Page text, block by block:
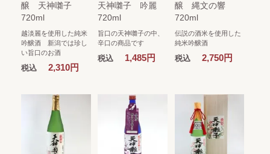
醸 天神囃子
720ml
越淡麗を使用した純米
吟醸酒 新潟では珍し
い旨口のお酒
税込 2,310円
天神囃子 吟麗
720ml
旨口の天神囃子の中、
辛口の商品です
税込 1,485円
醸 縄文の響
720ml
伝説の酒米を使用した
純米吟醸酒
税込 2,750円